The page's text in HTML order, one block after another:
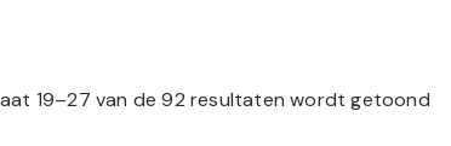
19–27 van de 92 resultaten wordt getoond